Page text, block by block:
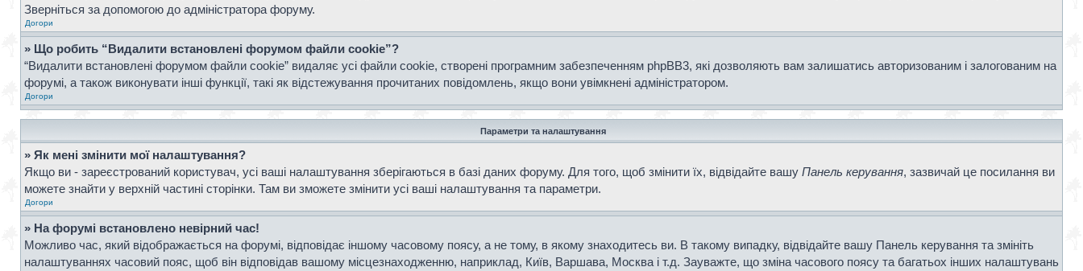
Зверніться за допомогою до адміністратора форуму.
Догори
» Що робить “Видалити встановлені форумом файли cookie”?
“Видалити встановлені форумом файли cookie” видаляє усі файли cookie, створені програмним забезпеченням phpBB3, які дозволяють вам залишатись авторизованим і залогованим на
форумі, а також виконувати інші функції, такі як відстежування прочитаних повідомлень, якщо вони увімкнені адміністратором.
Догори
Параметри та налаштування
» Як мені змінити мої налаштування?
Якщо ви - зареєстрований користувач, усі ваші налаштування зберігаються в базі даних форуму. Для того, щоб змінити їх, відвідайте вашу Панель керування, зазвичай це посилання ви
можете знайти у верхній частині сторінки. Там ви зможете змінити усі ваші налаштування та параметри.
Догори
» На форумі встановлено невірний час!
Можливо час, який відображається на форумі, відповідає іншому часовому поясу, а не тому, в якому знаходитесь ви. В такому випадку, відвідайте вашу Панель керування та змініть
налаштуваннях часовий пояс, щоб він відповідав вашому місцезнаходженню, наприклад, Київ, Варшава, Москва і т.д. Зауважте, що зміна часового поясу та багатьох інших налаштувань